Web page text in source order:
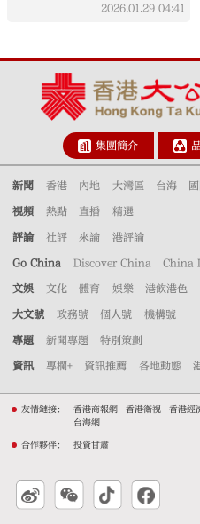
2026.01.29 04:41
集團簡介
新聞 香港 內地 大灣區 台海
視頻 熱點 直播 精選
評論 社評 來論 港評論
Go China Discover China China
文娛 文化 體育 娛樂 港飲港色
大文號 政務號 個人號 機構號
專題 新聞專題 特別策劃
資訊 專欄+ 資訊推薦 各地動態
友情鏈接： 香港商報網 香港衛視 香港經
台海網
合作夥伴： 投資甘肅